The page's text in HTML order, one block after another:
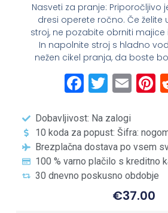
Nasveti za pranje: Priporočljivo
dresi operete ročno. Če želite
stroj, ne pozabite obrniti
In napolnite stroj s hladno
nežen cikel pranja, da boste
Dobavljivost: Na zalogi
10 koda za popust: Šifra:
Brezplačna dostava po vsem
100 % varno plačilo s kreditno
30 dnevno poskusno obdobje
€37.00